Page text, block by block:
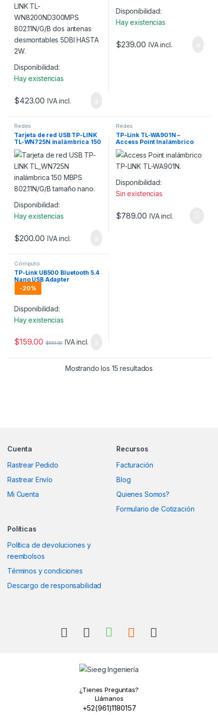
Disponibilidad:
Hay existencias
$423.00 IVA incl.
Disponibilidad:
Hay existencias
$239.00 IVA incl.
Redes
Tarjeta de red USB TP-LINK
TL-WN725N inalámbrica 150
MBPS 802.11N/G/B tamaño
nano.
Disponibilidad:
Hay existencias
$200.00 IVA incl.
Redes
TP-Link TL-WA901N –
Access Point Inalámbrico
450 Mbps
Disponibilidad:
Sin existencias
$789.00 IVA incl.
Cómputo
TP-Link UB500 Bluetooth 5.4
Nano USB Adapter
-20%
Disponibilidad:
Hay existencias
$159.00 $199.00 IVA incl.
Mostrando los 15 resultados
Cuenta
Rastrear Pedido
Rastrear Envío
Mi Cuenta
Recursos
Facturación
Blog
Quienes Somos?
Formulario de Cotización
Políticas
Política de devoluciones y
reembolsos
Términos y condiciones
Descargo de responsabilidad
¿Tienes Preguntas?
Llámanos
+52(961)1180157